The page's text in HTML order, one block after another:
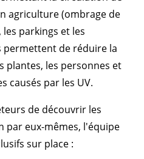
agriculture (ombrage de
parkings et les
permettent de réduire la
plantes, les personnes et
causés par les UV.
de découvrir les
par eux-mêmes, l'équipe
sur place :